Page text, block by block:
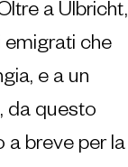
a Ulbricht,
che
e a un
da questo
a breve per la